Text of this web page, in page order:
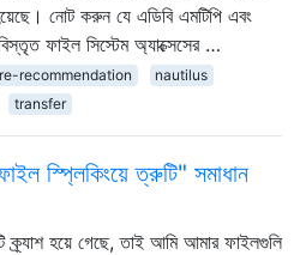
নোট করুন যে এডিবি এমটিপি এবং
ফাইল সিস্টেম অ্যাক্সেসের …
recommendation
nautilus
transfer
স্প্লিকিংয়ে ত্রুটি" সমাধান
ক্র্যাশ হয়ে গেছে, তাই আমি আমার ফাইলগুলি